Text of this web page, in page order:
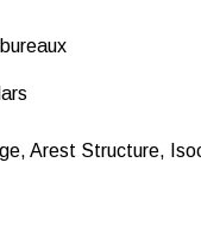
Arest Structure,